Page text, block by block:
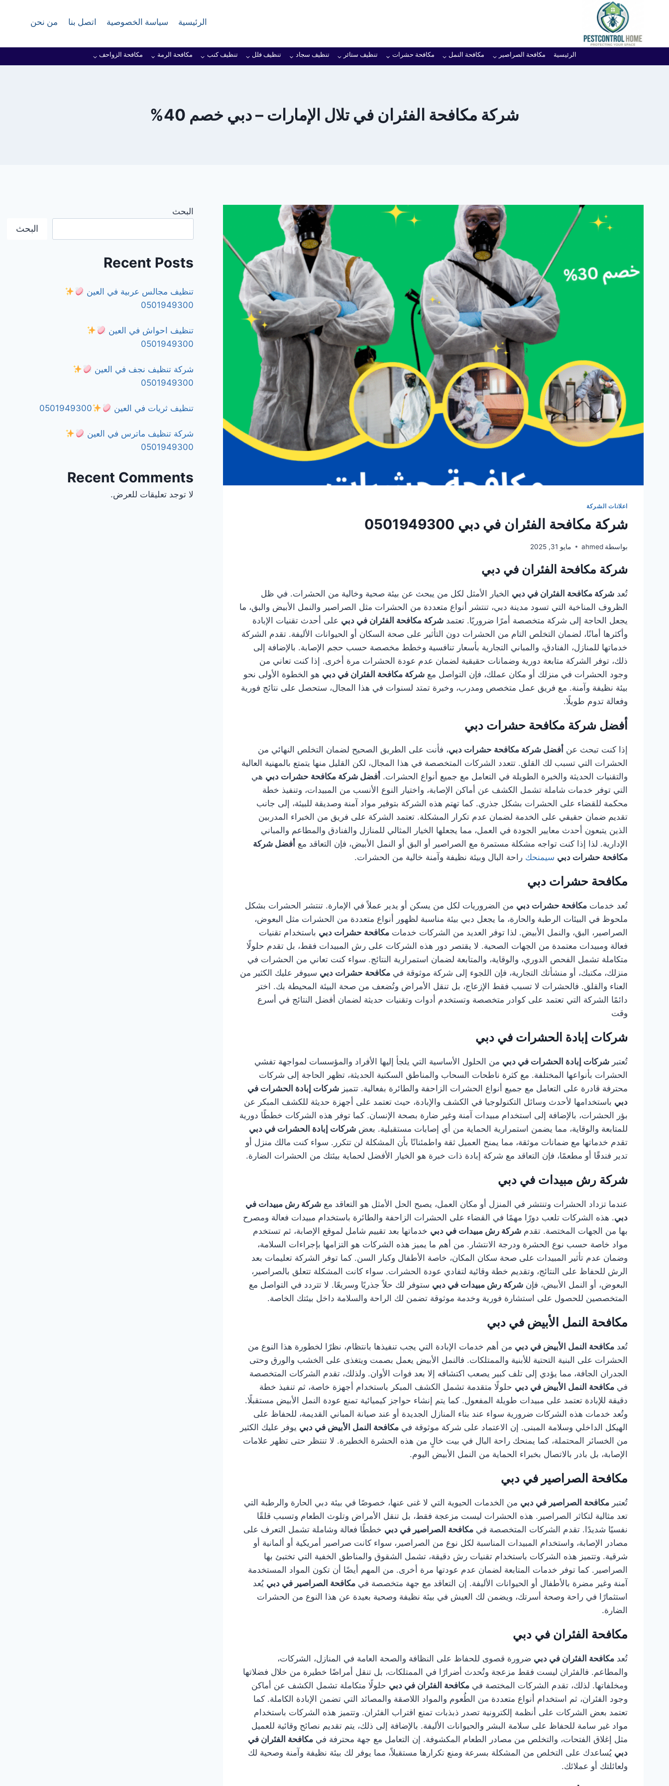
المحتوى
الرئيسية سياسة الخصوصية اتصل بنا من نحن
الرئيسية مكافحة الصراصير مكافحة النمل مكافحة حشرات تنظيف ستائر تنظيف سجاد تنظيف فلل تنظيف كنب مكافحة الرمة مكافحة الزواحف
شركة مكافحة الفئران في تلال الإمارات – دبي خصم 40%
اعلانات الشركة
شركة مكافحة الفئران في دبي 0501949300
بواسطة ahmed مايو 31, 2025
شركة مكافحة الفئران في دبي
تُعدشركة مكافحة الفئران في دبي الخيار الأمثل لكل من يبحث عن بيئة صحية وخالية من الحشرات. في ظل
الظروف المناخية التي تسود مدينة دبي، تنتشر أنواع متعددة من الحشرات مثل الصراصير والنمل الأبيض والبق، ما
يجعل الحاجة إلى شركة متخصصة أمرًا ضروريًا. تعتمدشركة مكافحة الفئران في دبي على أحدث تقنيات الإبادة
وأكثرها أمانًا، لضمان التخلص التام من الحشرات دون التأثير على صحة السكان أو الحيوانات الأليفة. تقدم الشركة
خدماتها للمنازل، الفنادق، والمباني التجارية بأسعار تنافسية وخطط مخصصة حسب حجم الإصابة. بالإضافة إلى
ذلك، توفر الشركة متابعة دورية وضمانات حقيقية لضمان عدم عودة الحشرات مرة أخرى. إذا كنت تعاني من
وجود الحشرات في منزلك أو مكان عملك، فإن التواصل معشركة مكافحة الفئران في دبي هو الخطوة الأولى نحو
بيئة نظيفة وآمنة. مع فريق عمل متخصص ومدرب، وخبرة تمتد لسنوات في هذا المجال، ستحصل على نتائج فورية
وفعالة تدوم طويلًا.
أفضل شركة مكافحة حشرات دبي
إذا كنت تبحث عنأفضل شركة مكافحة حشرات دبي، فأنت على الطريق الصحيح لضمان التخلص النهائي من
الحشرات التي تسبب لك القلق. تتعدد الشركات المتخصصة في هذا المجال، لكن القليل منها يتمتع بالمهنية العالية
والتقنيات الحديثة والخبرة الطويلة في التعامل مع جميع أنواع الحشرات.أفضل شركة مكافحة حشرات دبي هي
التي توفر خدمات شاملة تشمل الكشف عن أماكن الإصابة، واختيار النوع الأنسب من المبيدات، وتنفيذ خطة
محكمة للقضاء على الحشرات بشكل جذري. كما تهتم هذه الشركة بتوفير مواد آمنة وصديقة للبيئة، إلى جانب
تقديم ضمان حقيقي على الخدمة لضمان عدم تكرار المشكلة. تعتمد الشركة على فريق من الخبراء المدربين
الذين يتبعون أحدث معايير الجودة في العمل، مما يجعلها الخيار المثالي للمنازل والفنادق والمطاعم والمباني
الإدارية. لذا إذا كنت تواجه مشكلة مستمرة مع الصراصير أو البق أو النمل الأبيض، فإن التعاقد معأفضل شركة
مكافحة حشرات دبي سيمنحك راحة البال وبيئة نظيفة وآمنة خالية من الحشرات.
مكافحة حشرات دبي
تُعد خدماتمكافحة حشرات دبي من الضروريات لكل من يسكن أو يدير عملاً في الإمارة. تنتشر الحشرات بشكل
ملحوظ في البيئات الرطبة والحارة، ما يجعل دبي بيئة مناسبة لظهور أنواع متعددة من الحشرات مثل البعوض،
الصراصير، البق، والنمل الأبيض. لذا توفر العديد من الشركات خدماتمكافحة حشرات دبي باستخدام تقنيات
فعالة ومبيدات معتمدة من الجهات الصحية. لا يقتصر دور هذه الشركات على رش المبيدات فقط، بل تقدم حلولًا
متكاملة تشمل الفحص الدوري، والوقاية، والمتابعة لضمان استمرارية النتائج. سواء كنت تعاني من الحشرات في
منزلك، مكتبك، أو منشأتك التجارية، فإن اللجوء إلى شركة موثوقة فيمكافحة حشرات دبي سيوفر عليك الكثير من
العناء والقلق. فالحشرات لا تسبب فقط الإزعاج، بل تنقل الأمراض وتُضعف من صحة البيئة المحيطة بك. اختر
دائمًا الشركة التي تعتمد على كوادر متخصصة وتستخدم أدوات وتقنيات حديثة لضمان أفضل النتائج في أسرع
وقت
شركات إبادة الحشرات في دبي
تُعتبرشركات إبادة الحشرات في دبي من الحلول الأساسية التي يلجأ إليها الأفراد والمؤسسات لمواجهة تفشي
الحشرات بأنواعها المختلفة. مع كثرة ناطحات السحاب والمناطق السكنية الحديثة، تظهر الحاجة إلى شركات
محترفة قادرة على التعامل مع جميع أنواع الحشرات الزاحفة والطائرة بفعالية. تتميزشركات إبادة الحشرات في
دبي باستخدامها لأحدث وسائل التكنولوجيا في الكشف والإبادة، حيث تعتمد على أجهزة حديثة للكشف المبكر عن
بؤر الحشرات، بالإضافة إلى استخدام مبيدات آمنة وغير ضارة بصحة الإنسان. كما توفر هذه الشركات خططًا دورية
للمتابعة والوقاية، مما يضمن استمرارية الحماية من أي إصابات مستقبلية. بعضشركات إبادة الحشرات في دبي
تقدم خدماتها مع ضمانات موثقة، مما يمنح العميل ثقة واطمئنانًا بأن المشكلة لن تتكرر. سواء كنت مالك منزل أو
تدير فندقًا أو مطعمًا، فإن التعاقد مع شركة إبادة ذات خبرة هو الخيار الأفضل لحماية بيئتك من الحشرات الضارة.
شركة رش مبيدات في دبي
عندما تزداد الحشرات وتنتشر في المنزل أو مكان العمل، يصبح الحل الأمثل هو التعاقد معشركة رش مبيدات في
دبي. هذه الشركات تلعب دورًا مهمًا في القضاء على الحشرات الزاحفة والطائرة باستخدام مبيدات فعالة ومصرح
بها من الجهات المختصة. تقدمشركة رش مبيدات في دبي خدماتها بعد تقييم شامل لموقع الإصابة، ثم تستخدم
مواد خاصة حسب نوع الحشرة ودرجة الانتشار. من أهم ما يميز هذه الشركات هو التزامها بإجراءات السلامة،
وضمان عدم تأثير المبيدات على صحة سكان المكان، خاصة الأطفال وكبار السن. كما توفر الشركة تعليمات بعد
الرش للحفاظ على النتائج، وتقديم خطة وقائية لتفادي عودة الحشرات. سواء كانت المشكلة تتعلق بالصراصير،
البعوض، أو النمل الأبيض، فإنشركة رش مبيدات في دبي ستوفر لك حلاً جذريًا وسريعًا. لا تتردد في التواصل مع
المتخصصين للحصول على استشارة فورية وخدمة موثوقة تضمن لك الراحة والسلامة داخل بيئتك الخاصة.
مكافحة النمل الأبيض في دبي
تُعدمكافحة النمل الأبيض في دبي من أهم خدمات الإبادة التي يجب تنفيذها بانتظام، نظرًا لخطورة هذا النوع من
الحشرات على البنية التحتية للأبنية والممتلكات. فالنمل الأبيض يعمل بصمت ويتغذى على الخشب والورق وحتى
الجدران الجافة، مما يؤدي إلى تلف كبير يصعب اكتشافه إلا بعد فوات الأوان. ولذلك، تقدم الشركات المتخصصة
فيمكافحة النمل الأبيض في دبي حلولًا متقدمة تشمل الكشف المبكر باستخدام أجهزة خاصة، ثم تنفيذ خطة
دقيقة للإبادة تعتمد على مبيدات طويلة المفعول. كما يتم إنشاء حواجز كيميائية تمنع عودة النمل الأبيض مستقبلًا.
وتُعد خدمات هذه الشركات ضرورية سواء عند بناء المنازل الجديدة أو عند صيانة المباني القديمة، للحفاظ على
الهيكل الداخلي وسلامة المبنى. إن الاعتماد على شركة موثوقة فيمكافحة النمل الأبيض في دبي يوفر عليك الكثير
من الخسائر المحتملة، كما يمنحك راحة البال في بيت خالٍ من هذه الحشرة الخطيرة. لا تنتظر حتى تظهر علامات
الإصابة، بل بادر بالاتصال بخبراء الحماية من النمل الأبيض اليوم.
مكافحة الصراصير في دبي
تُعتبرمكافحة الصراصير في دبي من الخدمات الحيوية التي لا غنى عنها، خصوصًا في بيئة دبي الحارة والرطبة التي
تعد مثالية لتكاثر الصراصير. هذه الحشرات ليست مزعجة فقط، بل تنقل الأمراض وتلوث الطعام وتسبب قلقًا
نفسيًا شديدًا. تقدم الشركات المتخصصة فيمكافحة الصراصير في دبي خططًا فعالة وشاملة تشمل التعرف على
مصادر الإصابة، واستخدام المبيدات المناسبة لكل نوع من الصراصير، سواء كانت صراصير أمريكية أو ألمانية أو
شرقية. وتتميز هذه الشركات باستخدام تقنيات رش دقيقة، تشمل الشقوق والمناطق الخفية التي تختبئ بها
الصراصير. كما توفر خدمات المتابعة لضمان عدم عودتها مرة أخرى. من المهم أيضًا أن تكون المواد المستخدمة
آمنة وغير مضرة بالأطفال أو الحيوانات الأليفة. إن التعاقد مع جهة متخصصة فيمكافحة الصراصير في دبي يُعد
استثمارًا في راحة وصحة أسرتك، ويضمن لك العيش في بيئة نظيفة وصحية بعيدة عن هذا النوع من الحشرات
الضارة.
مكافحة الفئران في دبي
تُعدمكافحة الفئران في دبي ضرورة قصوى للحفاظ على النظافة والصحة العامة في المنازل، الشركات،
والمطاعم. فالفئران ليست فقط مزعجة وتُحدث أضرارًا في الممتلكات، بل تنقل أمراضًا خطيرة من خلال فضلاتها
ومخلفاتها. لذلك، تقدم الشركات المختصة فيمكافحة الفئران في دبي حلولًا متكاملة تشمل الكشف عن أماكن
وجود الفئران، ثم استخدام أنواع متعددة من الطُعوم والمواد اللاصقة والمصائد التي تضمن الإبادة الكاملة. كما
تعتمد بعض الشركات على أنظمة إلكترونية تصدر ذبذبات تمنع اقتراب الفئران. وتتميز هذه الشركات باستخدام
مواد غير سامة للحفاظ على سلامة البشر والحيوانات الأليفة. بالإضافة إلى ذلك، يتم تقديم نصائح وقائية للعميل
مثل إغلاق الفتحات، والتخلص من مصادر الطعام المكشوفة. إن التعامل مع جهة محترفة فيمكافحة الفئران في
دبي يُساعدك على التخلص من المشكلة بسرعة ومنع تكرارها مستقبلاً، مما يوفر لك بيئة نظيفة وآمنة وصحية لك
ولعائلتك أو عملائك.
البحث
البحث
Recent Posts
تنظيف مجالس عربية في العين
0501949300
تنظيف احواش في العين
0501949300
شركة تنظيف نجف في العين
0501949300
تنظيف ثريات في العين 0501949300
شركة تنظيف ماترس في العين
0501949300
Recent Comments
لا توجد تعليقات للعرض.